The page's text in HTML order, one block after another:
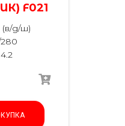
F021
д/ш)